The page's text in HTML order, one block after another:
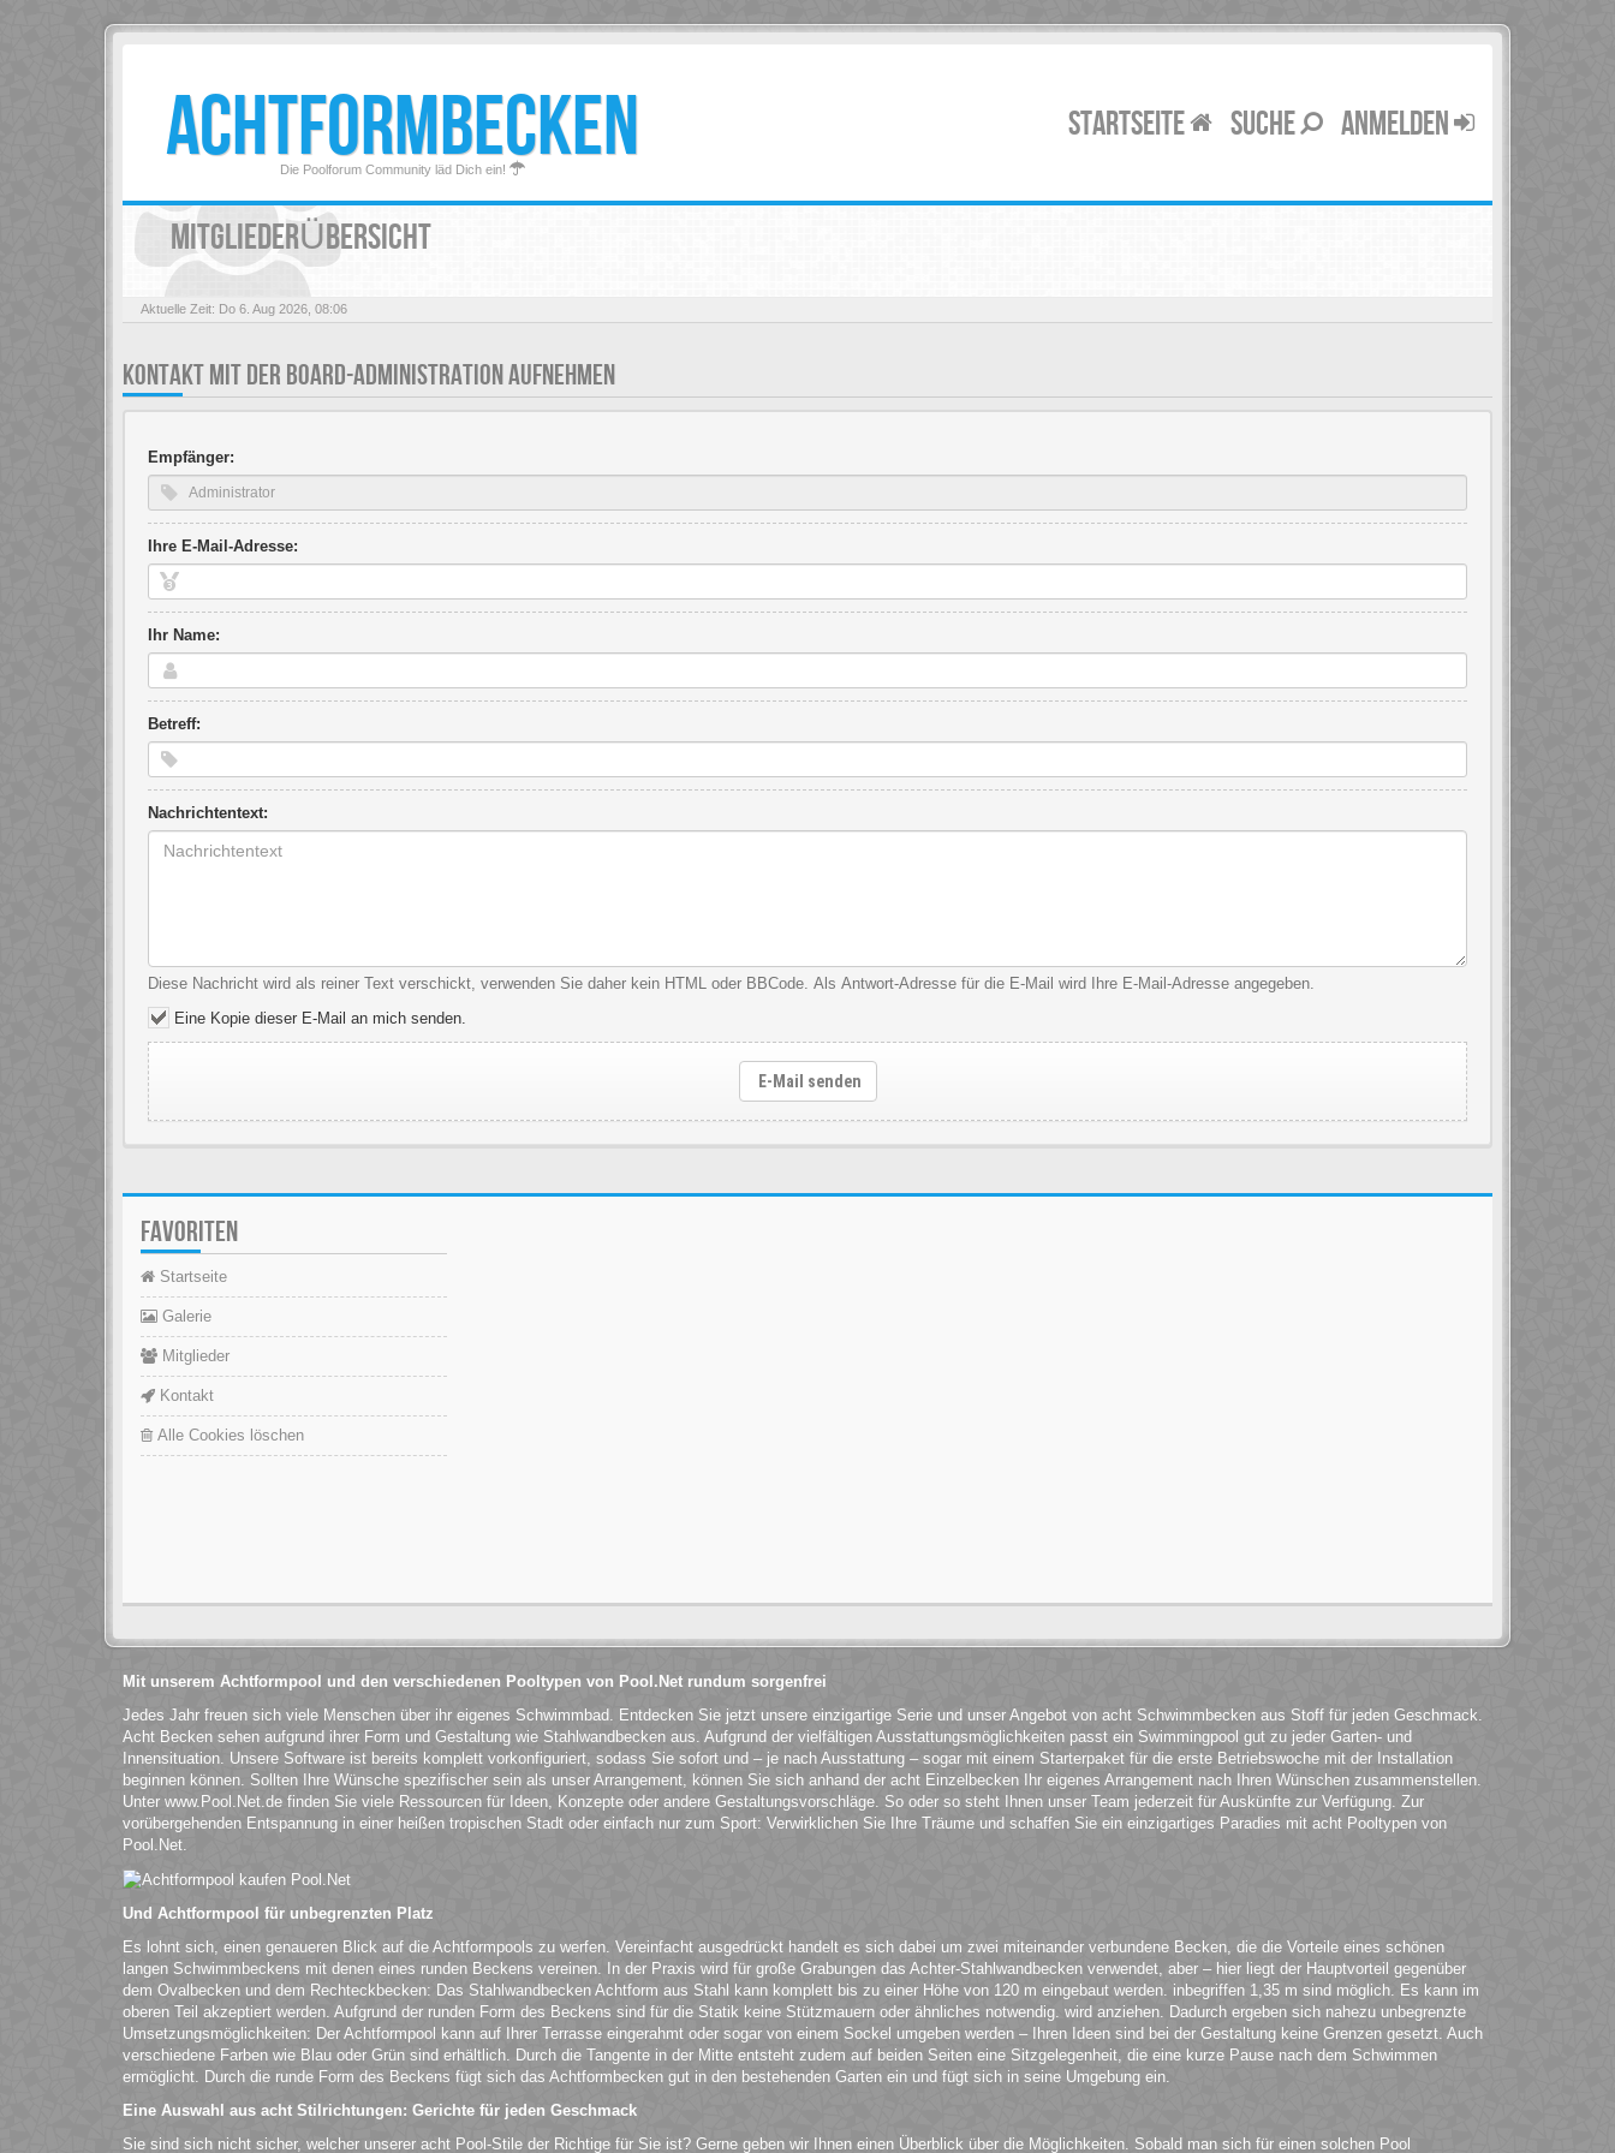
ACHTFORMBECKEN
Die Poolforum Community läd Dich ein!
STARTSEITE SUCHE ANMELDEN
MITGLIEDERÜBERSICHT
Aktuelle Zeit: Do 6. Aug 2026, 08:06
KONTAKT MIT DER BOARD-ADMINISTRATION AUFNEHMEN
Empfänger:
Ihre E-Mail-Adresse:
Ihr Name:
Betreff:
Nachrichtentext:
Diese Nachricht wird als reiner Text verschickt, verwenden Sie daher kein HTML oder BBCode. Als Antwort-Adresse für die E-Mail wird Ihre E-Mail-Adresse angegeben.
Eine Kopie dieser E-Mail an mich senden.
E-Mail senden
FAVORITEN
Startseite
Galerie
Mitglieder
Kontakt
Alle Cookies löschen
Mit unserem Achtformpool und den verschiedenen Pooltypen von Pool.Net rundum sorgenfrei
Jedes Jahr freuen sich viele Menschen über ihr eigenes Schwimmbad. Entdecken Sie jetzt unsere einzigartige Serie und unser Angebot von acht Schwimmbecken aus Stoff für jeden Geschmack.
Acht Becken sehen aufgrund ihrer Form und Gestaltung wie Stahlwandbecken aus. Aufgrund der vielfältigen Ausstattungsmöglichkeiten passt ein Swimmingpool gut zu jeder Garten- und
Innensituation. Unsere Software ist bereits komplett vorkonfiguriert, sodass Sie sofort und – je nach Ausstattung – sogar mit einem Starterpaket für die erste Betriebswoche mit der Installation
beginnen können. Sollten Ihre Wünsche spezifischer sein als unser Arrangement, können Sie sich anhand der acht Einzelbecken Ihr eigenes Arrangement nach Ihren Wünschen zusammenstellen.
Unter www.Pool.Net.de finden Sie viele Ressourcen für Ideen, Konzepte oder andere Gestaltungsvorschläge. So oder so steht Ihnen unser Team jederzeit für Auskünfte zur Verfügung. Zur
vorübergehenden Entspannung in einer heißen tropischen Stadt oder einfach nur zum Sport: Verwirklichen Sie Ihre Träume und schaffen Sie ein einzigartiges Paradies mit acht Pooltypen von
Pool.Net.
Und Achtformpool für unbegrenzten Platz
Es lohnt sich, einen genaueren Blick auf die Achtformpools zu werfen. Vereinfacht ausgedrückt handelt es sich dabei um zwei miteinander verbundene Becken, die die Vorteile eines schönen
langen Schwimmbeckens mit denen eines runden Beckens vereinen. In der Praxis wird für große Grabungen das Achter-Stahlwandbecken verwendet, aber – hier liegt der Hauptvorteil gegenüber
dem Ovalbecken und dem Rechteckbecken: Das Stahlwandbecken Achtform aus Stahl kann komplett bis zu einer Höhe von 120 m eingebaut werden. inbegriffen 1,35 m sind möglich. Es kann im
oberen Teil akzeptiert werden. Aufgrund der runden Form des Beckens sind für die Statik keine Stützmauern oder ähnliches notwendig. wird anziehen. Dadurch ergeben sich nahezu unbegrenzte
Umsetzungsmöglichkeiten: Der Achtformpool kann auf Ihrer Terrasse eingerahmt oder sogar von einem Sockel umgeben werden – Ihren Ideen sind bei der Gestaltung keine Grenzen gesetzt. Auch
verschiedene Farben wie Blau oder Grün sind erhältlich. Durch die Tangente in der Mitte entsteht zudem auf beiden Seiten eine Sitzgelegenheit, die eine kurze Pause nach dem Schwimmen
ermöglicht. Durch die runde Form des Beckens fügt sich das Achtformbecken gut in den bestehenden Garten ein und fügt sich in seine Umgebung ein.
Eine Auswahl aus acht Stilrichtungen: Gerichte für jeden Geschmack
Sie sind sich nicht sicher, welcher unserer acht Pool-Stile der Richtige für Sie ist? Gerne geben wir Ihnen einen Überblick über die Möglichkeiten. Sobald man sich für einen solchen Pool